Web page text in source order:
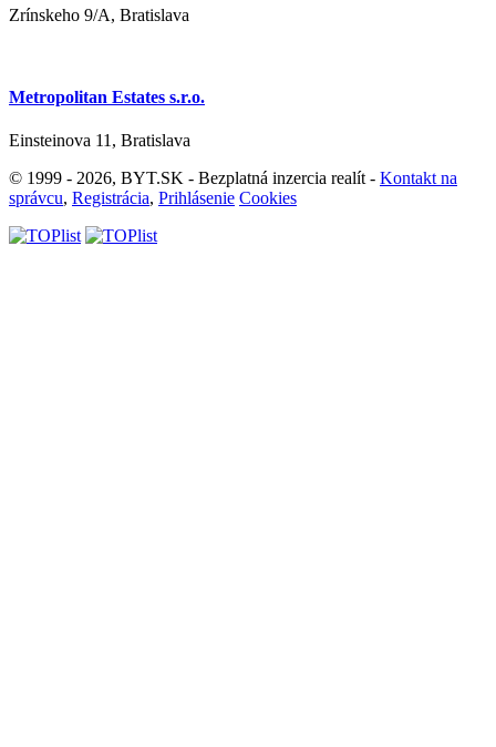
Zrínskeho 9/A, Bratislava
Metropolitan Estates s.r.o.
Einsteinova 11, Bratislava
© 1999 - 2026, BYT.SK - Bezplatná inzercia realít - Kontakt na
správcu, Registrácia, Prihlásenie Cookies